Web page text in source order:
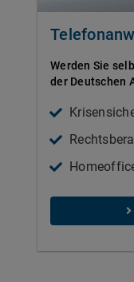
Werden Sie
der Deutschen